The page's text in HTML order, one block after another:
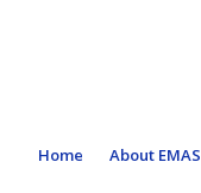
Home About EMAS